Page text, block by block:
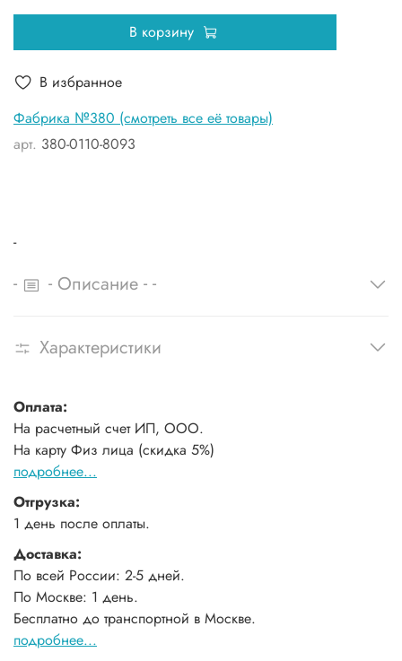
Фабрика №380 (смотреть все её товары)
арт. 380-0110-8093
В корзину
В избранное
-
- - Описание - -
Характеристики
Оплата:
На расчетный счет ИП, ООО.
На карту Физ лица (скидка 5%)
подробнее...
Отгрузка:
1 день после оплаты.
Доставка:
По всей России: 2-5 дней.
По Москве: 1 день.
Бесплатно до транспортной в Москве.
подробнее...